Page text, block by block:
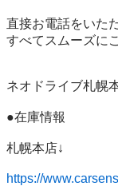
直接お電話をいた
すべてスムーズに
ネオドライブ札幌
●在庫情報
札幌本店↓
https://